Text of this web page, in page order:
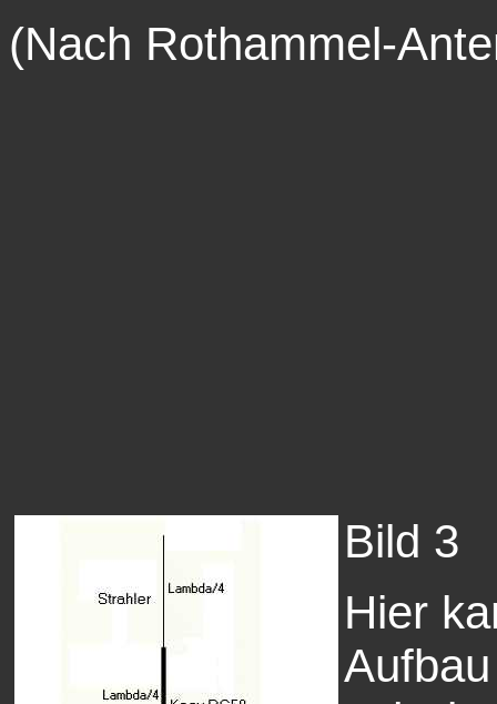
(Nach Rothammel-
Bild 3
Hier